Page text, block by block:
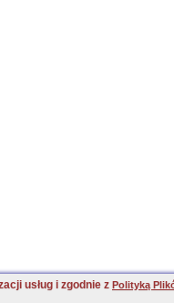
usług i zgodnie z Polityką